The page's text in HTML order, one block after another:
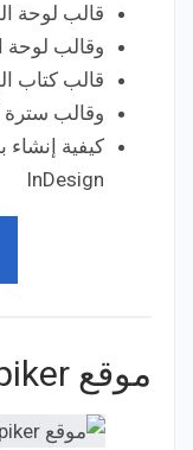
قالب لوحة
وقالب لوحة
قالب كتاب
وقالب سترة
كيفية إنشاء
InDesign
موقع Freepiker